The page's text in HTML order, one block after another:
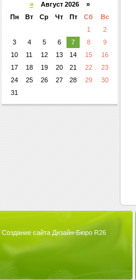
«Август 2026 »
Пн
Вт Ср Чт Пт Сб
Вс
1
2
3
4 5 6 7 8
9
10
11 12 13 14 15
16
17
18 19 20 21 22
23
24
25 26 27 28 29
30
31
Создание сайта Дизайн-Бюро R26